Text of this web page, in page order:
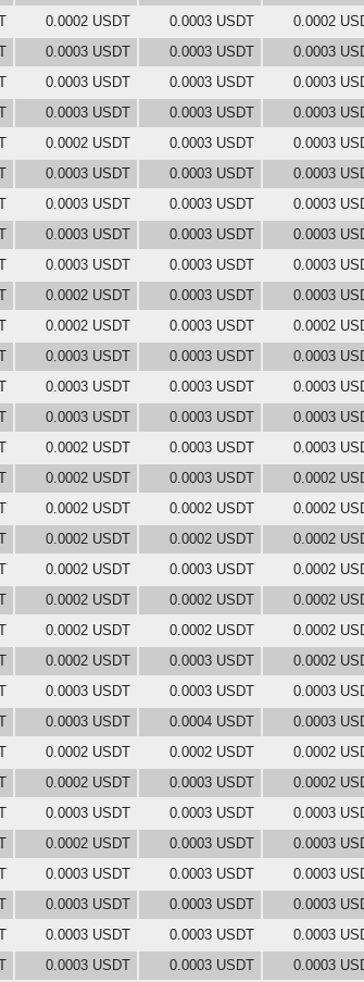
0.0002 USDT 0.0003 USDT
0.0002
0.0003 USDT 0.0003 USDT
0.0003
0.0003 USDT 0.0003 USDT
0.0003
0.0003 USDT 0.0003 USDT
0.0003
0.0002 USDT 0.0003 USDT
0.0003
0.0003 USDT 0.0003 USDT
0.0003
0.0003 USDT 0.0003 USDT
0.0003
0.0003 USDT 0.0003 USDT
0.0003
0.0003 USDT 0.0003 USDT
0.0003
0.0002 USDT 0.0003 USDT
0.0003
0.0002 USDT 0.0003 USDT
0.0002
0.0003 USDT 0.0003 USDT
0.0003
0.0003 USDT 0.0003 USDT
0.0003
0.0003 USDT 0.0003 USDT
0.0003
0.0002 USDT 0.0003 USDT
0.0003
0.0002 USDT 0.0003 USDT
0.0002
0.0002 USDT 0.0002 USDT
0.0002
0.0002 USDT 0.0002 USDT
0.0002
0.0002 USDT 0.0003 USDT
0.0002
0.0002 USDT 0.0002 USDT
0.0002
0.0002 USDT 0.0002 USDT
0.0002
0.0002 USDT 0.0003 USDT
0.0002
0.0003 USDT 0.0003 USDT
0.0003
0.0003 USDT 0.0004 USDT
0.0003
0.0002 USDT 0.0002 USDT
0.0002
0.0002 USDT 0.0003 USDT
0.0002
0.0003 USDT 0.0003 USDT
0.0003
0.0002 USDT 0.0003 USDT
0.0003
0.0003 USDT 0.0003 USDT
0.0003
0.0003 USDT 0.0003 USDT
0.0003
0.0003 USDT 0.0003 USDT
0.0003
0.0003 USDT 0.0003 USDT 0.0003